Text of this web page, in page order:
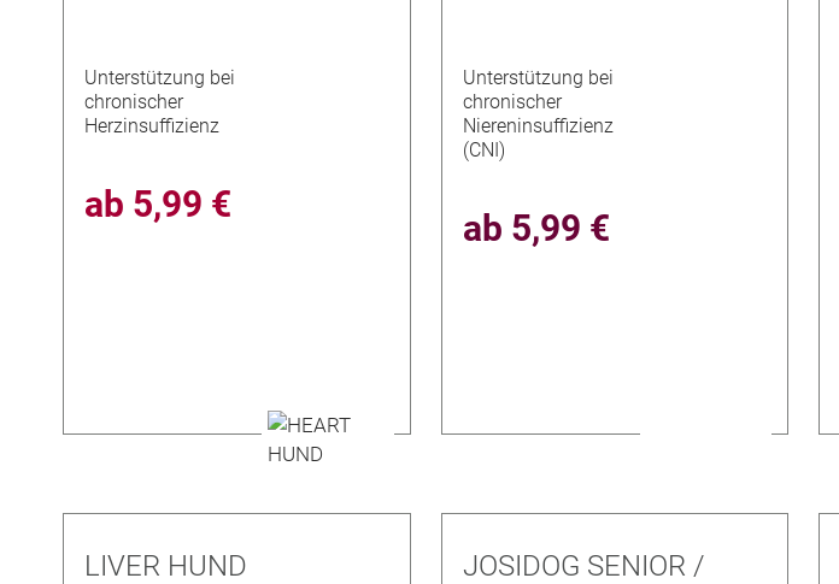
Unterstützung bei
chronischer
Herzinsuffizienz
ab 5,99 €
Unterstützung bei
chronischer
Niereninsuffizienz
(CNI)
ab 5,99 €
LIVER HUND
JOSIDOG SENIOR /